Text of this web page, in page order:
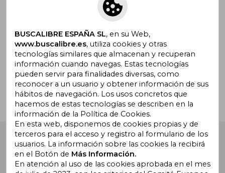
Suscríbete para recibir ofertas y
promociones
¿Necesitas ayuda?
Ir a Centro de Soporte
Buscalibre España . Calle Energía, 65, Nave 3 (08940),
Cornellà de Llobregat, Barcelona. Derechos Reservados.
BUSCALIBRE ESPAÑA SL, en su Web,
www.buscalibre.es, utiliza cookies y otras
tecnologías similares que almacenan y recuperan
información cuando navegas. Estas tecnologías
pueden servir para finalidades diversas, como
reconocer a un usuario y obtener información de sus
hábitos de navegación. Los usos concretos que
hacemos de estas tecnologías se describen en la
información de la Política de Cookies.
En esta web, disponemos de cookies propias y de
terceros para el acceso y registro al formulario de los
usuarios. La información sobre las cookies la recibirá
en el Botón de Más Información.
En atención al uso de las cookies aprobada en el mes